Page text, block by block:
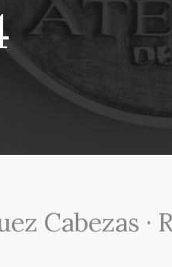
Cabezas ·